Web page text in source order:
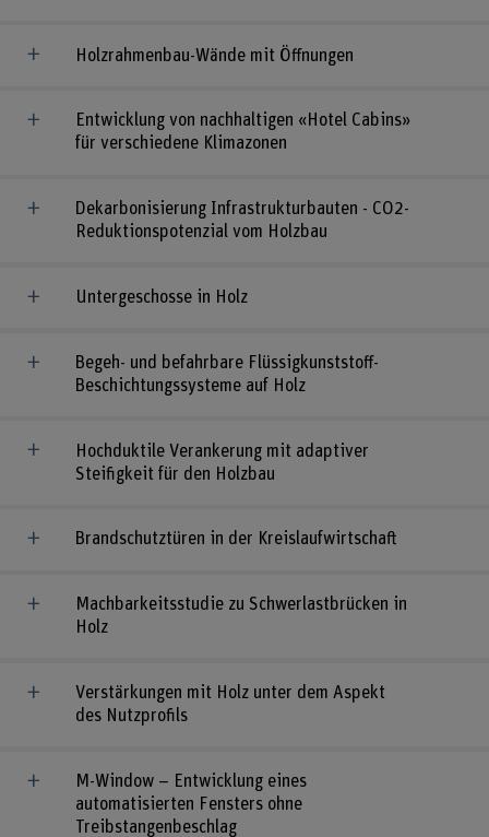
Holzrahmenbau-Wände mit Öffnungen
Entwicklung von nachhaltigen «Hotel Cabins»
für verschiedene Klimazonen
Dekarbonisierung Infrastrukturbauten - CO2-
Reduktionspotenzial vom Holzbau
Untergeschosse in Holz
Begeh- und befahrbare Flüssigkunststoff-
Beschichtungssysteme auf Holz
Hochduktile Verankerung mit adaptiver
Steifigkeit für den Holzbau
Brandschutztüren in der Kreislaufwirtschaft
Machbarkeitsstudie zu Schwerlastbrücken in
Holz
Verstärkungen mit Holz unter dem Aspekt
des Nutzprofils
M-Window – Entwicklung eines
automatisierten Fensters ohne
Treibstangenbeschlag